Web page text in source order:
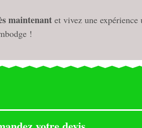
maintenantet vivez une expérience
!